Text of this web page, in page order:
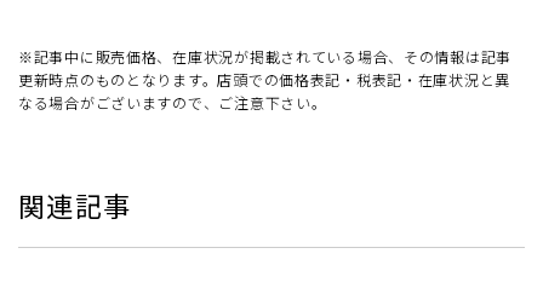
※記事中に販売価格、在庫状況が掲載されている場合、その情報は記事
更新時点のものとなります。店頭での価格表記・税表記・在庫状況と異
なる場合がございますので、ご注意下さい。
関連記事